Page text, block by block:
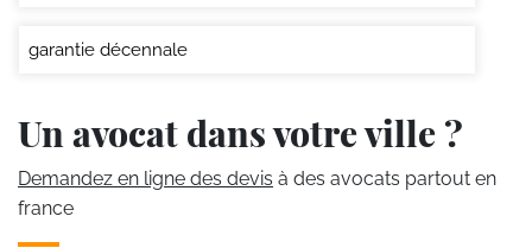
garantie décennale
Un avocat dans votre ville ?
Demandez en ligne des devis à des avocats partout en
france